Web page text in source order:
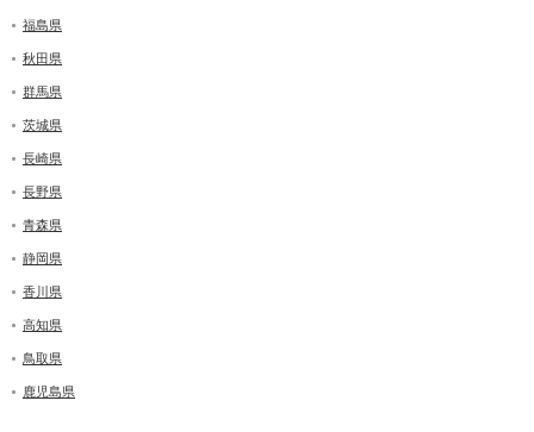
福島県
秋田県
群馬県
茨城県
長崎県
長野県
青森県
静岡県
香川県
高知県
鳥取県
鹿児島県